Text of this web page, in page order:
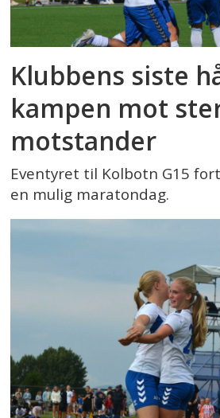
Klubbens siste
kampen mot
motstander
Eventyret til Kolbotn G15
en mulig maratondag.